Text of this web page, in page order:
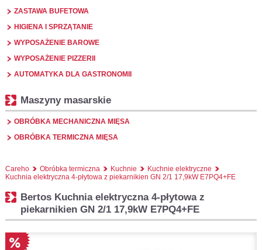
ZASTAWA BUFETOWA
HIGIENA I SPRZĄTANIE
WYPOSAŻENIE BAROWE
WYPOSAŻENIE PIZZERII
AUTOMATYKA DLA GASTRONOMII
Maszyny masarskie
OBRÓBKA MECHANICZNA MIĘSA
OBRÓBKA TERMICZNA MIĘSA
Careho Obróbka termiczna Kuchnie
Kuchnie elektryczne
Kuchnia elektryczna 4-płytowa z piekarnikien GN 2/1 17,9kW E7PQ4+FE
Bertos Kuchnia elektryczna 4-płytowa z
piekarnikien GN 2/1 17,9kW E7PQ4+FE